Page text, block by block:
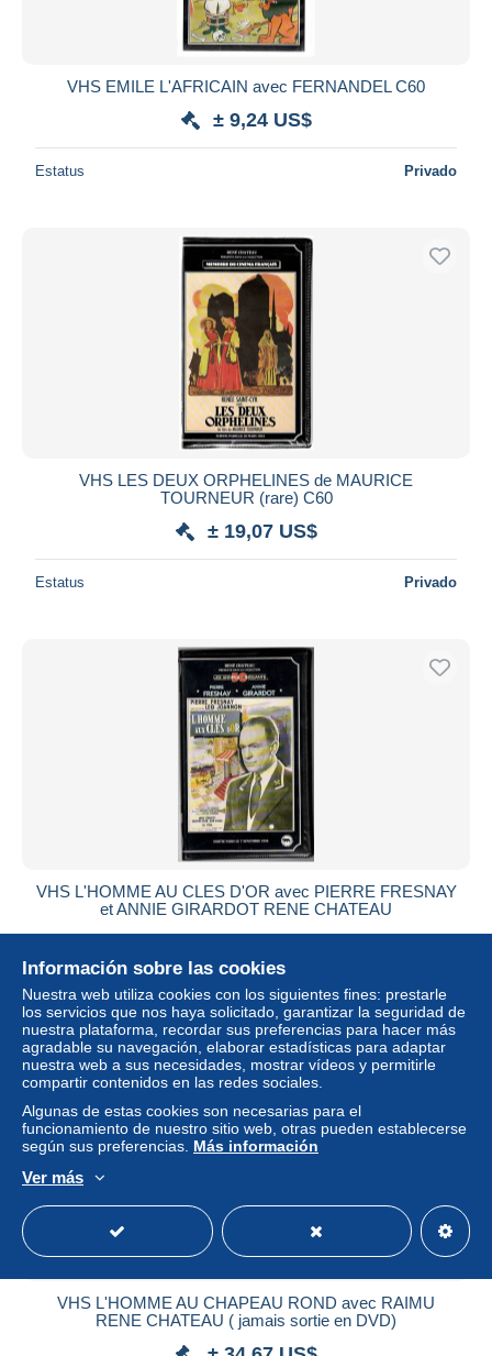
VHS EMILE L'AFRICAIN avec FERNANDEL C60
± 9,24 US$
Estatus Privado
VHS LES DEUX ORPHELINES de MAURICE
TOURNEUR (rare) C60
± 19,07 US$
Estatus Privado
VHS L'HOMME AU CLES D'OR avec PIERRE FRESNAY
et ANNIE GIRARDOT RENE CHATEAU
Estatus Privado
VHS L'HOMME AU CHAPEAU ROND avec RAIMU
RENE CHATEAU ( jamais sortie en DVD)
Información sobre las cookies
Nuestra web utiliza cookies con los siguientes fines: prestarle
los servicios que nos haya solicitado, garantizar la seguridad de
nuestra plataforma, recordar sus preferencias para hacer más
agradable su navegación, elaborar estadísticas para adaptar
nuestra web a sus necesidades, mostrar vídeos y permitirle
compartir contenidos en las redes sociales.
Algunas de estas cookies son necesarias para el
funcionamiento de nuestro sitio web, otras pueden establecerse
según sus preferencias. Más información
Ver más